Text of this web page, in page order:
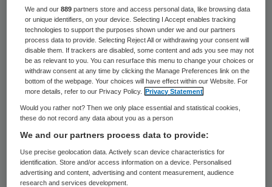
Boxmeer. Het driejarige meisje is vorige
week overleden aan de Mexicaanse griep.
De huisarts zou de ouders geadviseerd
hebben het meisje een paracetamol te
geven. Dat meldt het Algemeen Dagblad.
Telefoongesprekken
De peuter is de ochtend na het adviesdood
in bedgevonden. Ook haar vader had de
We and our889 partners store and access personal data, like browsing data
or unique identifiers, on your device. Selecting I Accept enables tracking
technologies to support the purposes shown under we and our partners
process data to provide. Selecting Reject All or withdrawing your consent will
disable them. If trackers are disabled, some content and ads you see may not
be as relevant to you. You can resurface this menu to change your choices or
withdraw consent at any time by clicking the Manage Preferences link on the
bottom of the webpage. Your choices will have effect within our Website. For
more details, refer to our Privacy Policy.
Privacy Statement
Would you rather not? Then we only place essential and statistical cookies,
these do not record any data about you as a person
We and our partners process data to provide:
Use precise geolocation data. Actively scan device characteristics for
identification. Store and/or access information on a device. Personalised
advertising and content, advertising and content measurement, audience
research and services development.